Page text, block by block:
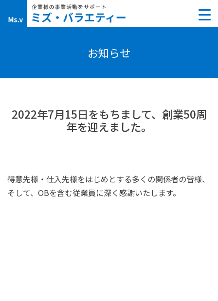
content
お知らせ
2022年7月15日をもちまして、創業50周
年を迎えました。
得意先様・仕入先様をはじめとする多くの関係者の皆様、
そして、OBを含む従業員に深く感謝いたします。